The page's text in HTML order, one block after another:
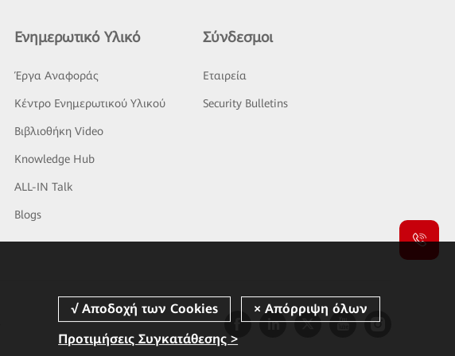
Ενημερωτικό Υλικό
Έργα Αναφοράς
Κέντρο Ενημερωτικού Υλικού
Βιβλιοθήκη Video
Knowledge Hub
ALL-IN Talk
Blogs
Σύνδεσμοι
Εταιρεία
Security Bulletins
Προτιμήσεις Συγκατάθεσης >